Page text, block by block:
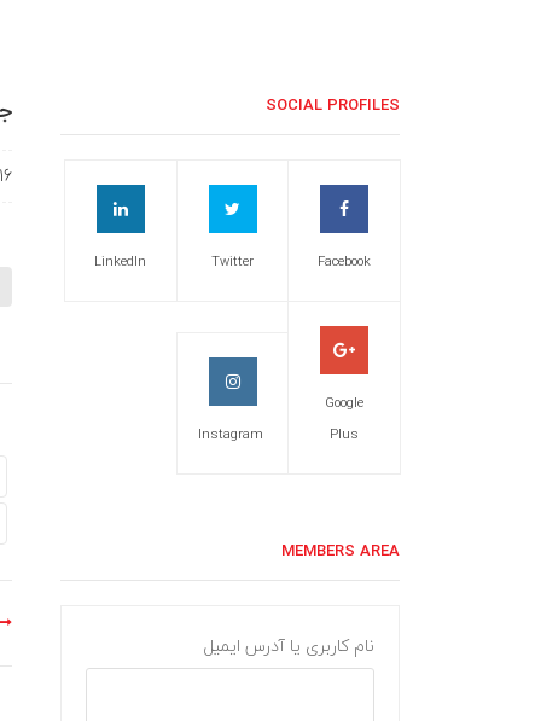
SOCIAL PROFILES
Facebook
Twitter
LinkedIn
Google
Plus
Instagram
MEMBERS AREA
نام کاربری یا آدرس ایمیل